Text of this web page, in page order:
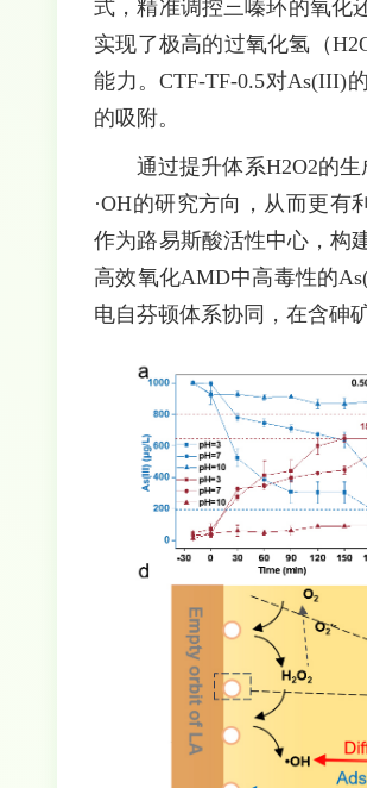
式，精准调控三嗪环的氧化
实现了极高的过氧化氢（
能力。CTF-TF-0.5对As(III)
的吸附。
通过提升体系H2O2的
·OH的研究方向，从而更有
作为路易斯酸活性中心，构
高效氧化AMD中高毒性的
电自芬顿体系协同，在含砷